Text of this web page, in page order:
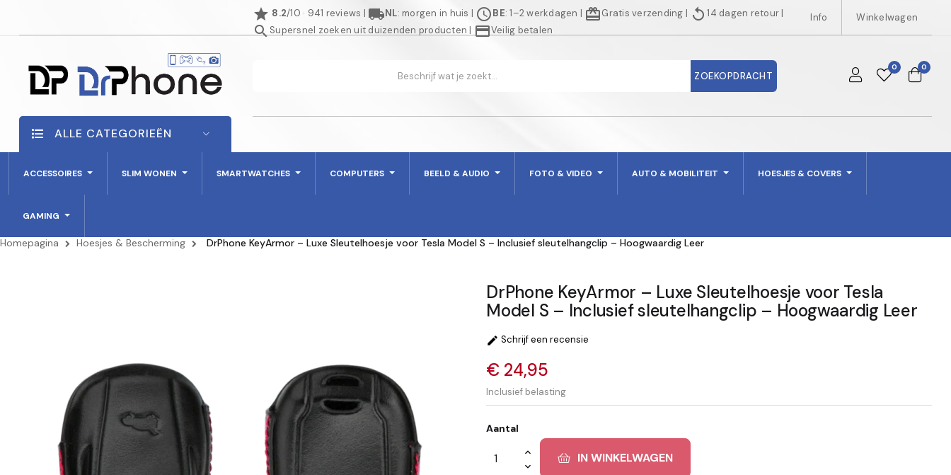
star 8.2/10 · 941 reviews | local_shippingNL: morgen in huis | scheduleBE: 1–2 werkdagen | redeemGratis verzending | replay14 dagen retour |
searchSupersnel zoeken uit duizenden producten | credit_cardVeilig betalen
Info Winkelwagen
ZOEKOPDRACHT
0 0
ALLE CATEGORIEËN
ACCESSOIRES SLIM WONEN SMARTWATCHES COMPUTERS BEELD & AUDIO FOTO & VIDEO AUTO & MOBILITEIT HOESJES & COVERS
GAMING
Homepagina Hoesjes & Bescherming DrPhone KeyArmor – Luxe Sleutelhoesje voor Tesla Model S – Inclusief sleutelhangclip – Hoogwaardig Leer
DrPhone KeyArmor – Luxe Sleutelhoesje voor Tesla
Model S – Inclusief sleutelhangclip – Hoogwaardig Leer
 Schrijf een recensie
€ 24,95
Inclusief belasting
Aantal
IN WINKELWAGEN